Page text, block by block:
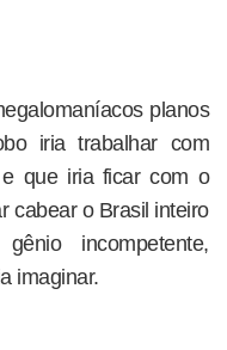
planos
iria trabalhar com
e que iria ficar com o
cabear o Brasil inteiro
incompetente,
imaginar.